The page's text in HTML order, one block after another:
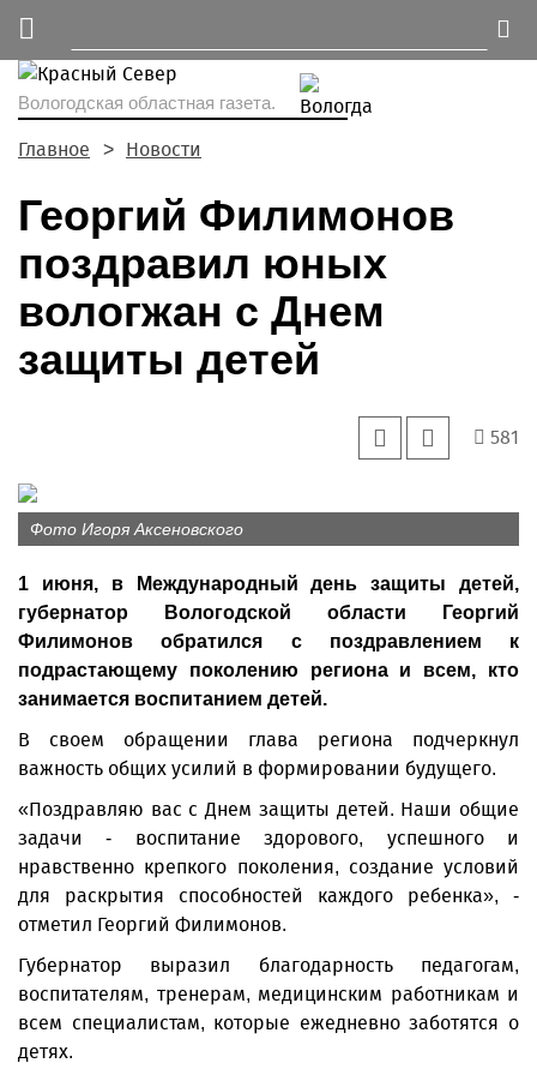
Вологодская областная газета.
Главное Новости
Георгий Филимонов
поздравил юных
вологжан с Днем
защиты детей
581
Фото Игоря Аксеновского
1 июня, в Международный день защиты детей,
губернатор Вологодской области Георгий
Филимонов обратился с поздравлением к
подрастающему поколению региона и всем, кто
занимается воспитанием детей.
В своем обращении глава региона подчеркнул
важность общих усилий в формировании будущего.
«Поздравляю вас с Днем защиты детей. Наши общие
задачи - воспитание здорового, успешного и
нравственно крепкого поколения, создание условий
для раскрытия способностей каждого ребенка», -
отметил Георгий Филимонов.
Губернатор выразил благодарность педагогам,
воспитателям, тренерам, медицинским работникам и
всем специалистам, которые ежедневно заботятся о
детях.